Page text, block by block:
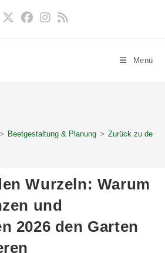
Menü
> Beetgestaltung & Planung > Zurück zu den
Wurzeln: Warum
und
2026 den Garten